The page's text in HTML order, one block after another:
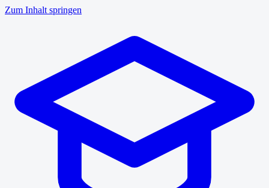
Zum Inhalt springen